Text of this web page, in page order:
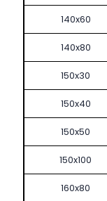
140x60
140x80
150x30
150x40
150x50
150x100
160x80